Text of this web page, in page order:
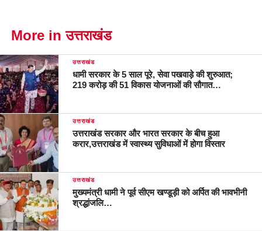
More in उत्तराखंड
उत्तराखंड
धामी सरकार के 5 साल पूरे, सेवा पखवाड़े की शुरुआत;
219 करोड़ की 51 विकास योजनाओं की सौगात…
उत्तराखंड
उत्तराखंड सरकार और भारत सरकार के बीच हुआ
करार,उत्तराखंड में स्वास्थ्य सुविधाओं में होगा विस्तार
उत्तराखंड
मुख्यमंत्री धामी ने पूर्व सीएम खण्डूड़ी को अर्पित की भावभीनी
श्रद्धांजलि…